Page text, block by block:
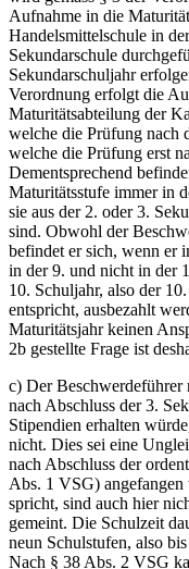
Aufnahme in die
Handelsmittelschule in
Sekundarschule
Sekundarschuljahr
Verordnung erfolgt die
Maturitätsabteilung der
welche die Prüfung nach
welche die Prüfung erst
Dementsprechend
Maturitätsstufe immer in
sie aus der 2. oder 3.
sind. Obwohl der
befindet er sich, wenn er
in der 9. und nicht in der
10. Schuljahr, also der
entspricht, ausbezahlt
Maturitätsjahr keinen
2b gestellte Frage ist
c) Der Beschwerdeführer
nach Abschluss der 3.
Stipendien erhalten
nicht. Dies sei eine
nach Abschluss der
Abs. 1 VSG) angefangen
spricht, sind auch hier
gemeint. Die Schulzeit
neun Schulstufen, also
Nach § 38 Abs. 2 VSG